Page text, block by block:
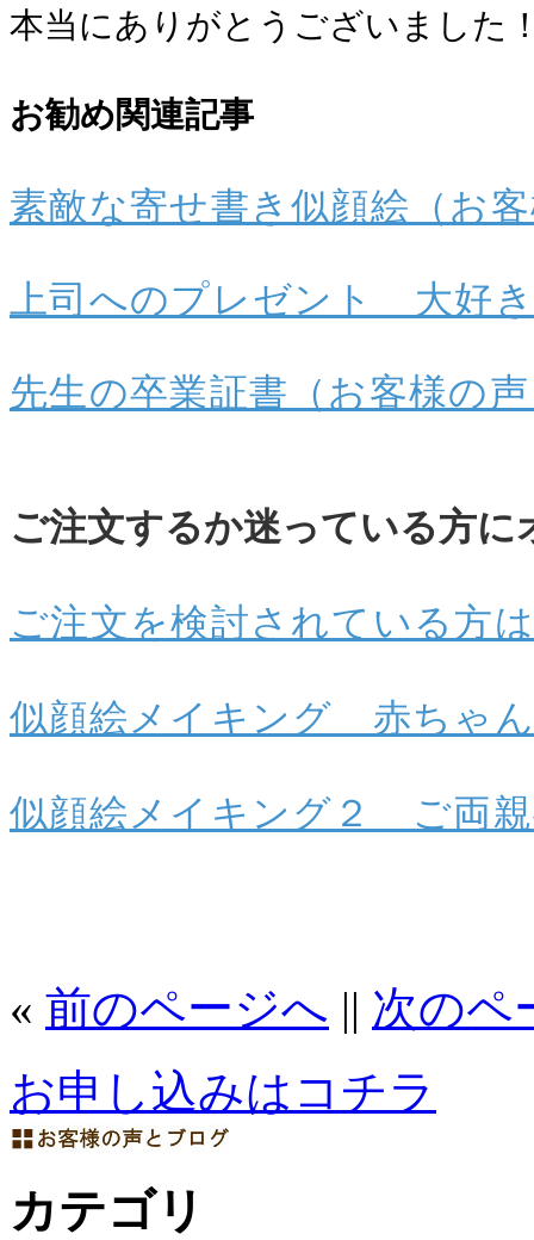
本当にありがとうございました
お勧め関連記事
素敵な寄せ書き似顔絵（お
上司へのプレゼント 大好
先生の卒業証書（お客様の
ご注文するか迷っている方に
ご注文を検討されている方
似顔絵メイキング 赤ちゃ
似顔絵メイキング２ ご両
« 前のページへ || 次のペ
お申し込みはコチラ
カテゴリ